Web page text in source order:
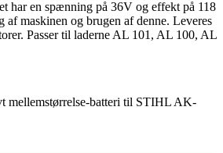
har en spænning på 36V og effekt på 118
maskinen og brugen af denne. Leveres
Passer til laderne AL 101, AL 100, AL
mellemstørrelse-batteri til STIHL AK-